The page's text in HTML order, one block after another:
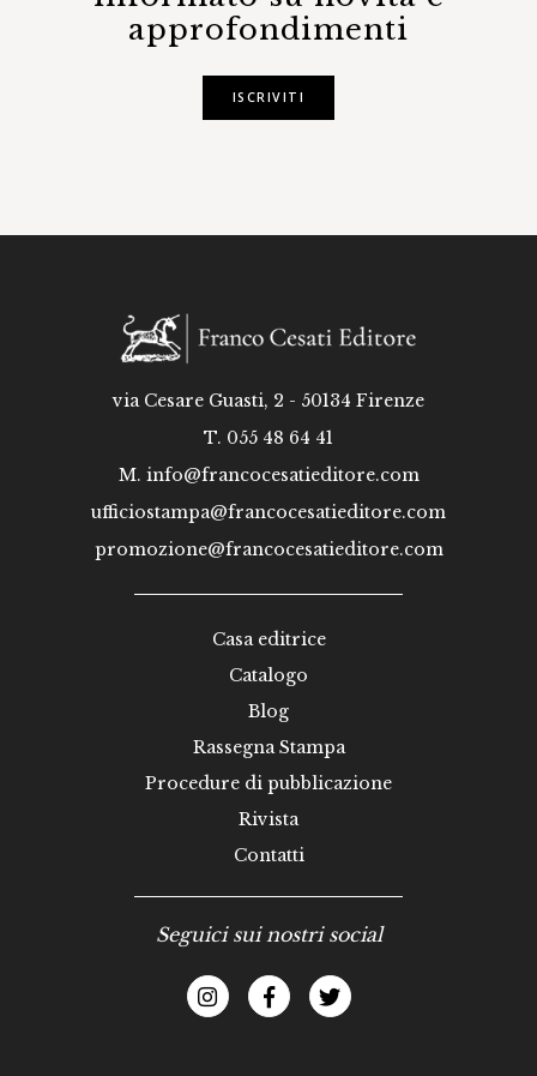
approfondimenti
ISCRIVITI
via Cesare Guasti, 2 - 50134 Firenze
T. 055 48 64 41
M. info@francocesatieditore.com
ufficiostampa@francocesatieditore.com
promozione@francocesatieditore.com
Casa editrice
Catalogo
Blog
Rassegna Stampa
Procedure di pubblicazione
Rivista
Contatti
Seguici sui nostri social